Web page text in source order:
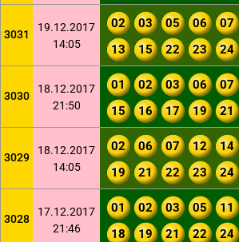
3031
19.12.2017
14:05
02 03 05 06 07
13
15 22 23 24
3030
18.12.2017
21:50
01 02 03 06 07
15
16 17 19 21
3029
18.12.2017
14:05
02 06 07 12 14
19
21 22 23 24
3028
17.12.2017
21:46
01 02 03 05 11
18
19 21 22 24